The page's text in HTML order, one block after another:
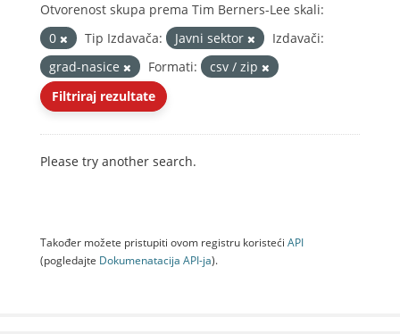
Otvorenost skupa prema Tim Berners-Lee skali:
0
Tip Izdavača: Javni sektor
Izdavači:
grad-nasice
Formati:
csv / zip
Filtriraj rezultate
Please try another search.
Također možete pristupiti ovom registru koristeći API
(pogledajte Dokumenаtаcijа API-jа).